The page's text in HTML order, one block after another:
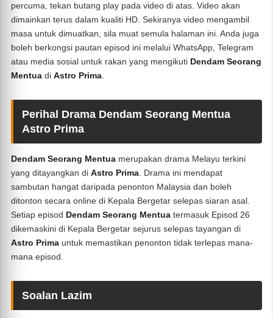
percuma, tekan butang play pada video di atas. Video akan
dimainkan terus dalam kualiti HD. Sekiranya video mengambil
masa untuk dimuatkan, sila muat semula halaman ini. Anda juga
boleh berkongsi pautan episod ini melalui WhatsApp, Telegram
atau media sosial untuk rakan yang mengikuti Dendam Seorang
Mentua diAstro Prima
Perihal Drama Dendam Seorang Mentua
Astro Prima
Dendam Seorang Mentua merupakan drama Melayu terkini
yang ditayangkan diAstro Prima . Drama ini mendapat
sambutan hangat daripada penonton Malaysia dan boleh
ditonton secara online di Kepala Bergetar selepas siaran asal.
Setiap episod Dendam Seorang Mentua termasuk Episod 26
dikemaskini di Kepala Bergetar sejurus selepas tayangan di
Astro Prima untuk memastikan penonton tidak terlepas mana-
mana episod.
Soalan Lazim